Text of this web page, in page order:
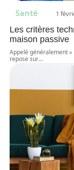
Santé 1
Les critères
maison passive
Appelé généralement «
repose sur…